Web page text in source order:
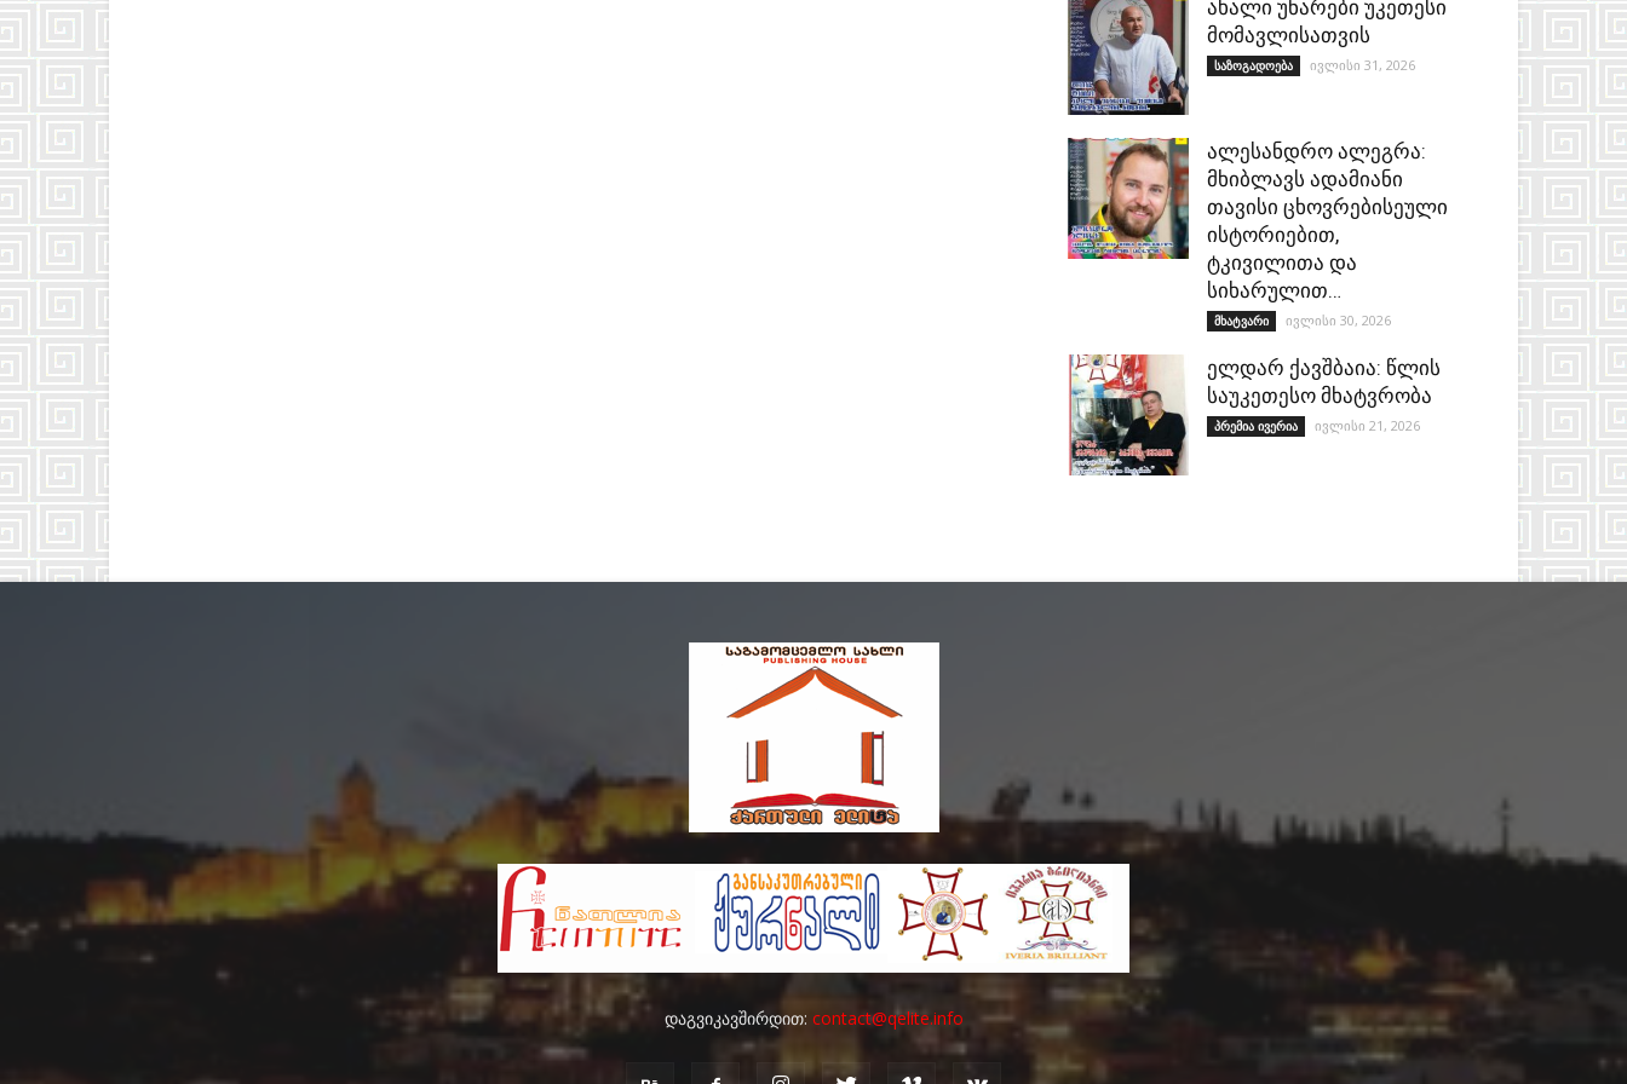
ახალი უნარები უკეთესი
მომავლისათვის
საზოგადოება ივლისი 31, 2026
ალესანდრო ალეგრა:
მხიბლავს ადამიანი
თავისი ცხოვრებისეული
ისტორიებით,
ტკივილითა და
სიხარულით…
მხატვარი ივლისი 30, 2026
ელდარ ქავშბაია: წლის
საუკეთესო მხატვრობა
პრემია ივერია ივლისი 21, 2026
დაგვიკავშირდით: contact@qelite.info